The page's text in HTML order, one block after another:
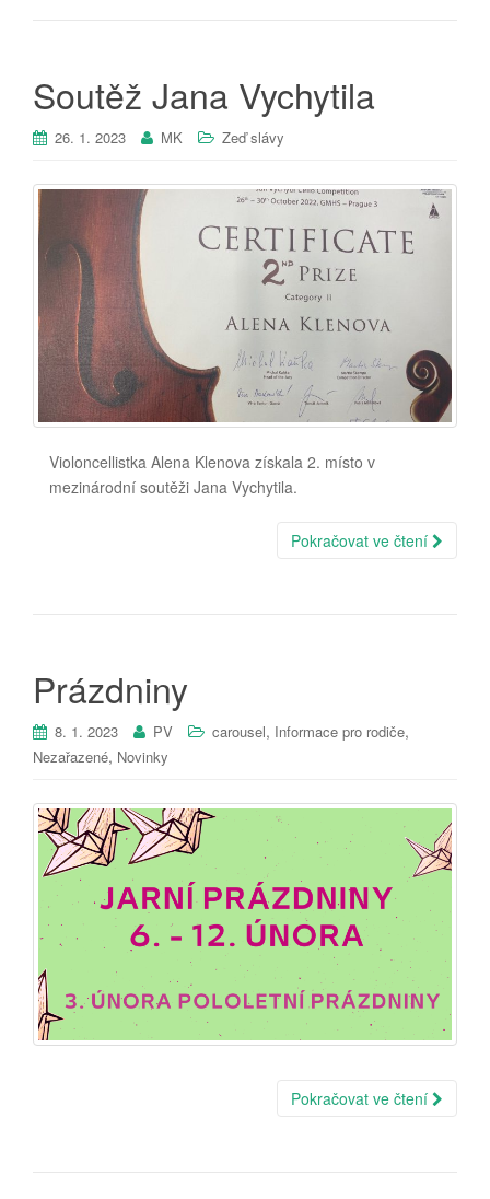
Soutěž Jana Vychytila
26. 1. 2023 MK Zeď slávy
Violoncellistka Alena Klenova získala 2. místo v
mezinárodní soutěži Jana Vychytila.
Pokračovat ve čtení
Prázdniny
8. 1. 2023 PV carousel, Informace pro rodiče,
Nezařazené, Novinky
Pokračovat ve čtení